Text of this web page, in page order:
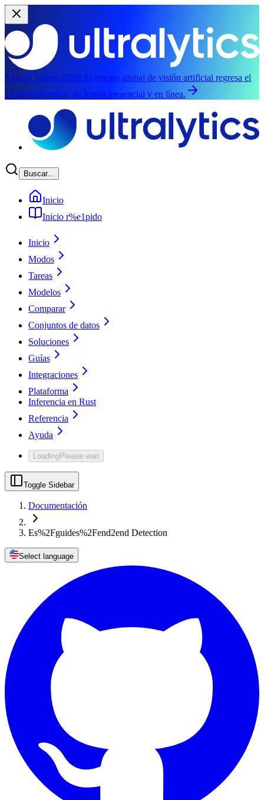
YOLO Vision 2026: El evento global de visión artificial regresa el
13 de septiembre, de forma presencial y en línea.
Buscar...
Inicio
Inicio r%e1pido
Inicio
Modos
Tareas
Modelos
Comparar
Conjuntos de datos
Soluciones
Guías
Integraciones
Plataforma
Inferencia en Rust
Referencia
Ayuda
LoadingPlease wait
Toggle Sidebar
Documentación
Es%2Fguides%2Fend2end Detection
Select language